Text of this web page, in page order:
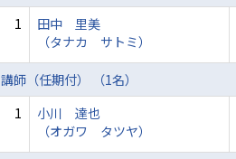
1
田中 里美
（タナカ サトミ）
講師（任期付） （1名）
1
小川 達也
（オガワ タツヤ）